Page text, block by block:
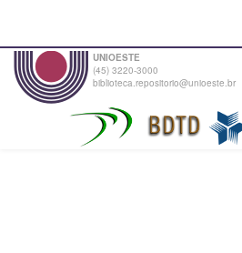
UNIOESTE
(45) 3220-3000
biblioteca.repositorio@unioeste.br